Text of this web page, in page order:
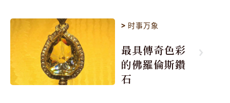
> 时事万象
最具傳奇色彩
的佛羅倫斯鑽
石